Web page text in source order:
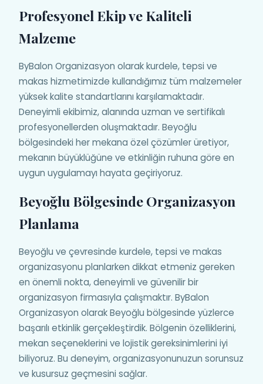
Profesyonel Ekip ve Kaliteli
Malzeme
ByBalon Organizasyon olarak kurdele, tepsi ve
makas hizmetimizde kullandığımız tüm malzemeler
yüksek kalite standartlarını karşılamaktadır.
Deneyimli ekibimiz, alanında uzman ve sertifikalı
profesyonellerden oluşmaktadır. Beyoğlu
bölgesindeki her mekana özel çözümler üretiyor,
mekanın büyüklüğüne ve etkinliğin ruhuna göre en
uygun uygulamayı hayata geçiriyoruz.
Beyoğlu Bölgesinde Organizasyon
Planlama
Beyoğlu ve çevresinde kurdele, tepsi ve makas
organizasyonu planlarken dikkat etmeniz gereken
en önemli nokta, deneyimli ve güvenilir bir
organizasyon firmasıyla çalışmaktır. ByBalon
Organizasyon olarak Beyoğlu bölgesinde yüzlerce
başarılı etkinlik gerçekleştirdik. Bölgenin özelliklerini,
mekan seçeneklerini ve lojistik gereksinimlerini iyi
biliyoruz. Bu deneyim, organizasyonunuzun sorunsuz
ve kusursuz geçmesini sağlar.